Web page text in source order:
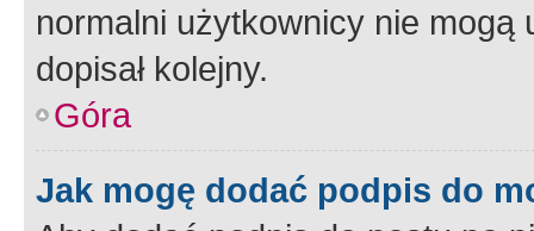
normalni użytkownicy nie
dopisał kolejny.
Góra
Jak mogę dodać podpis do